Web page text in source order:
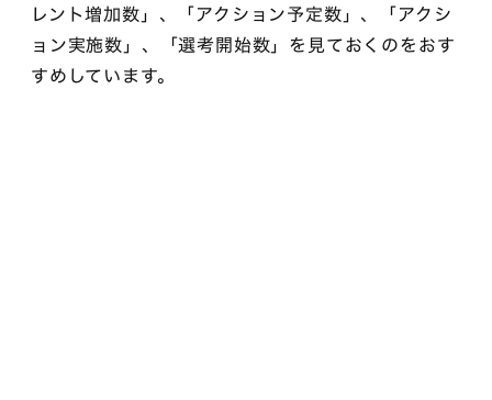
レント増加数」、「アクション予定数」、「アクシ
ョン実施数」、「選考開始数」を見ておくのをおす
すめしています。